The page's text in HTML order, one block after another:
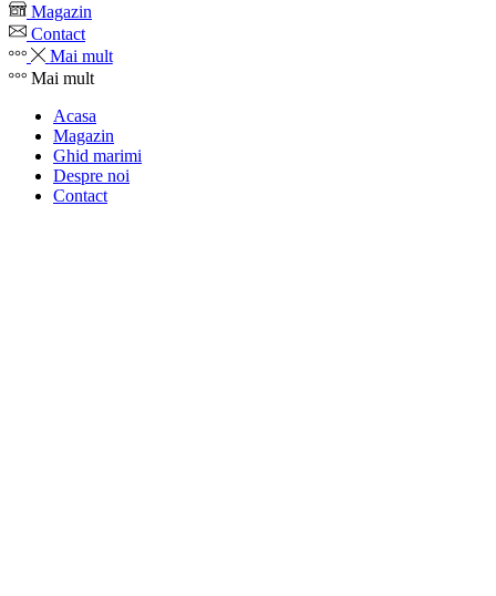
Magazin
Contact
Mai mult
Mai mult
Acasa
Magazin
Ghid marimi
Despre noi
Contact